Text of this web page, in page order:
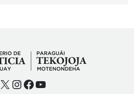
X Instagram
Facebook
YouTube